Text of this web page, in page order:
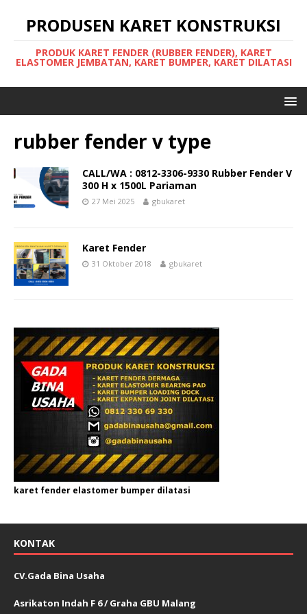
PRODUSEN KARET KONSTRUKSI
PRODUK KARET FENDER (RUBBER FENDER), KARET
ELASTOMER JEMBATAN, KARET BUMPER, KARET DILATASI
rubber fender v type
CALL/WA : 0812-3306-9330 Rubber Fender V
300 H x 1500L Pariaman
27 Mei 2025 gbukaret
Karet Fender
31 Oktober 2018 gbukaret
karet fender elastomer bumper dilatasi
KONTAK
CV.Gada Bina Usaha
Asrikaton Indah F 6 / Graha GBU Malang